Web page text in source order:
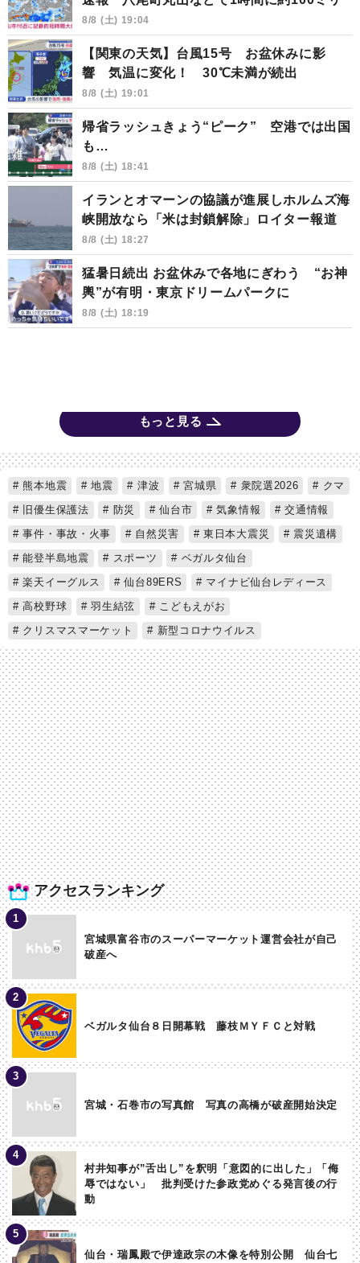
8/8 (土) 19:04
【関東の天気】台風15号 お盆休みに影
響 気温に変化！ 30℃未満が続出
8/8 (土) 19:01
帰省ラッシュきょう“ピーク” 空港では出国
も…
8/8 (土) 18:41
イランとオマーンの協議が進展しホルムズ海
峡開放なら「米は封鎖解除」ロイター報道
8/8 (土) 18:27
猛暑日続出 お盆休みで各地にぎわう “お神
輿”が有明・東京ドリームパークに
8/8 (土) 18:19
もっと見る
アクセスランキング
宮城県富谷市のスーパーマーケット運営会社が自己
破産へ
ベガルタ仙台８日開幕戦 藤枝ＭＹＦＣと対戦
宮城・石巻市の写真館 写真の高橋が破産開始決定
村井知事が”舌出し”を釈明「意図的に出した」「侮
辱ではない」 批判受けた参政党めぐる発言後の行
動
仙台・瑞鳳殿で伊達政宗の木像を特別公開 仙台七
熊本地震 地震 津波 宮城県 衆院選2026
クマ
旧優生保護法
防災 仙台市 気象情報
交通情報
事件・事故・火事
自然災害 東日本大震災
震災遺構
能登半島地震
スポーツ
ベガルタ仙台
楽天イーグルス
仙台89ERS
マイナビ仙台レディース
高校野球
羽生結弦
こどもえがお
クリスマスマーケット
新型コロナウイルス